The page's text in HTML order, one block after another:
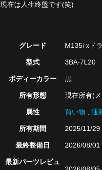
現在は人生終盤です(笑)
グレード M135i xド
型式 3BA-7L20
ボディーカラー 黒
所有形態 現在所有(
属性 買い物 通
所有期間 2025/11/29
最終整備日 2026/08/01
最新パーツレビュ